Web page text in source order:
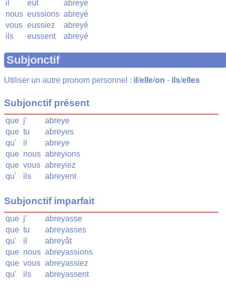
il
eût
abreyé
nous eussions abreyé
vous eussiez
abreyé
ils
eussent abreyé
Subjonctif
Utiliser un autre pronom personnel : il /elle/on - ils/elles
Subjonctif présent
que j'
abreye
que tu
abreyes
qu'
il
abreye
que nous abreyions
que vous abreyiez
qu'
ils abreyent
Subjonctif imparfait
que j'
abreyasse
que tu
abreyasses
qu'
il
abreyât
que nous abreyassions
que vous abreyassiez
qu'
ils abreyassent